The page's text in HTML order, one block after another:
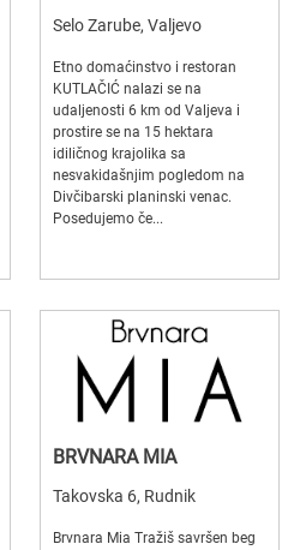
Selo Zarube, Valjevo
Etno domaćinstvo i restoran
KUTLAČIĆ nalazi se na
udaljenosti 6 km od Valjeva i
prostire se na 15 hektara
idiličnog krajolika sa
nesvakidašnjim pogledom na
Divčibarski planinski venac.
Posedujemo če...
BRVNARA MIA
Takovska 6, Rudnik
Brvnara Mia Tražiš savršen beg